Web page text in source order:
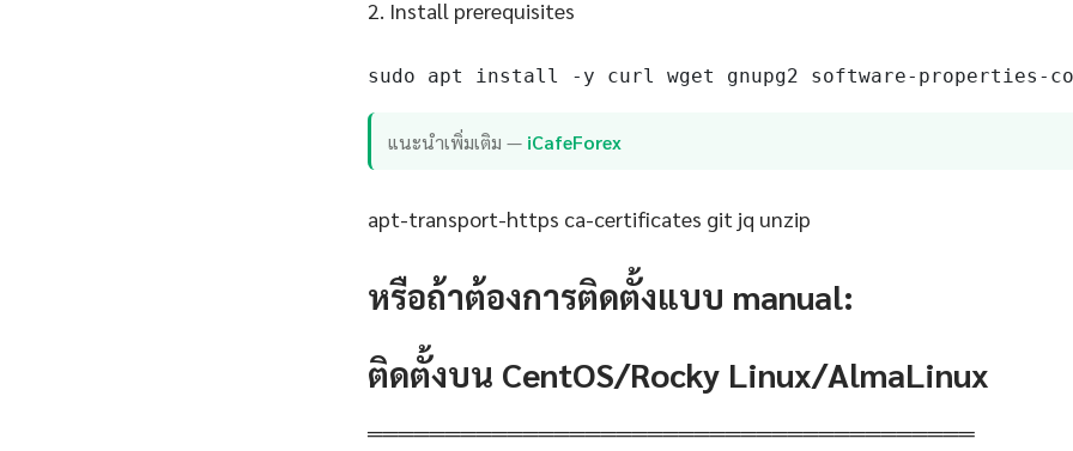
2. Install prerequisites
sudo apt install -y curl wget gnupg2 software-properties-
แนะนำเพิ่มเติม — iCafeForex
apt-transport-https ca-certificates git jq unzip
หรือถ้าต้องการติดตั้งแบบ manual:
ติดตั้งบน CentOS/Rocky Linux/AlmaLinux
═══════════════════════════════════════